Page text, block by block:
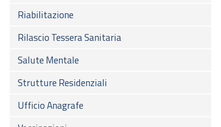
Riabilitazione
Rilascio Tessera Sanitaria
Salute Mentale
Strutture Residenziali
Ufficio Anagrafe